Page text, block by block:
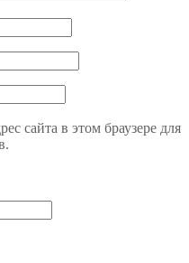
сайта в этом браузере для